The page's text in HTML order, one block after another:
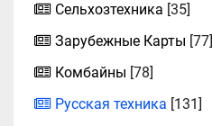
Сельхозтехника [35]
Зарубежные Карты [77]
Комбайны [78]
Русская техника [131]